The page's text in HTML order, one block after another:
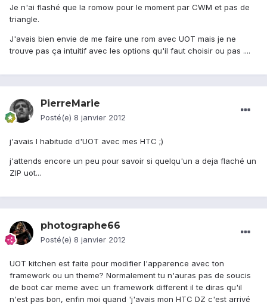
Je n'ai flashé que la romow pour le moment par CWM et pas de
triangle.
J'avais bien envie de me faire une rom avec UOT mais je ne
trouve pas ça intuitif avec les options qu'il faut choisir ou pas ....
PierreMarie
Posté(e) 8 janvier 2012
j'avais l habitude d'UOT avec mes HTC ;)
j'attends encore un peu pour savoir si quelqu'un a deja flaché un
ZIP uot...
photographe66
Posté(e) 8 janvier 2012
UOT kitchen est faite pour modifier l'apparence avec ton
framework ou un theme? Normalement tu n'auras pas de soucis
de boot car meme avec un framework different il te diras qu'il
n'est pas bon, enfin moi quand 'j'avais mon HTC DZ c'est arrivé